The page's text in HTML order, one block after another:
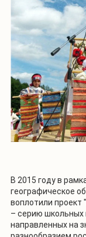
В 2015 году в
географическое
воплотили проект
– серию школьных
направленных на